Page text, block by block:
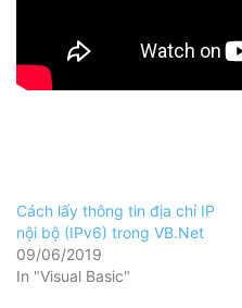
Cách lấy thông tin địa chỉ IP
nội bộ (IPv6) trong VB.Net
09/06/2019
In "Visual Basic"